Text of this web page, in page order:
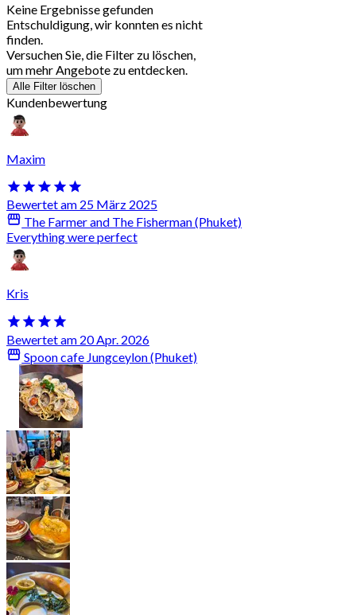
Keine Ergebnisse gefunden
Entschuldigung, wir konnten es nicht
finden.
Versuchen Sie, die Filter zu löschen,
um mehr Angebote zu entdecken.
Alle Filter löschen
Kundenbewertung
Maxim
Bewertet am 25 März 2025
The Farmer and The Fisherman (Phuket)
Everything were perfect
Kris
Bewertet am 20 Apr. 2026
Spoon cafe Jungceylon (Phuket)